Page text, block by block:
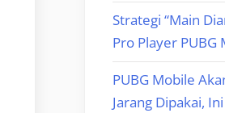
Strategi “Main
Pro Player PUBG
PUBG Mobile
Jarang Dipakai,